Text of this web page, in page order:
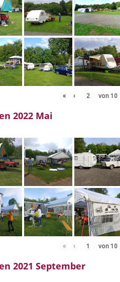
« ‹ von10
2022 Mai
« ‹ von10
2021 September